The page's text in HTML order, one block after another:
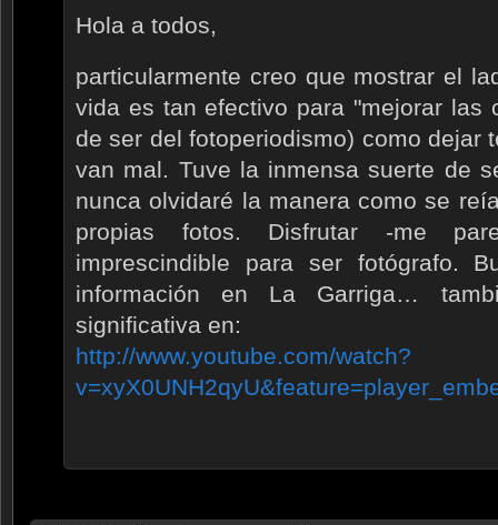
Hola a todos,
particularmente creo que mostrar el
vida es tan efectivo para "mejorar las
de ser del fotoperiodismo) como dejar
van mal. Tuve la inmensa suerte de
nunca olvidaré la manera como se
propias fotos. Disfrutar -me
imprescindible para ser fotógrafo.
información en La Garriga…
significativa en:
http://www.youtube.com/watch?